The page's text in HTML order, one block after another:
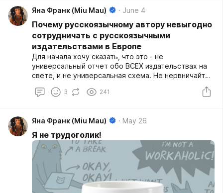
Яна Франк (Miu Mau) June 4
Почему русскоязычному автору невыгодно
сотрудничать с русскоязычными
издательствами в Европе
Для начала хочу сказать, что это - не
универсальный отчет обо ВСЕХ издательствах на
свете, и не универсальная схема. Не нервничайте,
если у вас по-другому, и вы считаете, что вас этот
текст не касается. Просто напишите в
3 241
Яна Франк (Miu Mau) May 26
Я не трудоголик!